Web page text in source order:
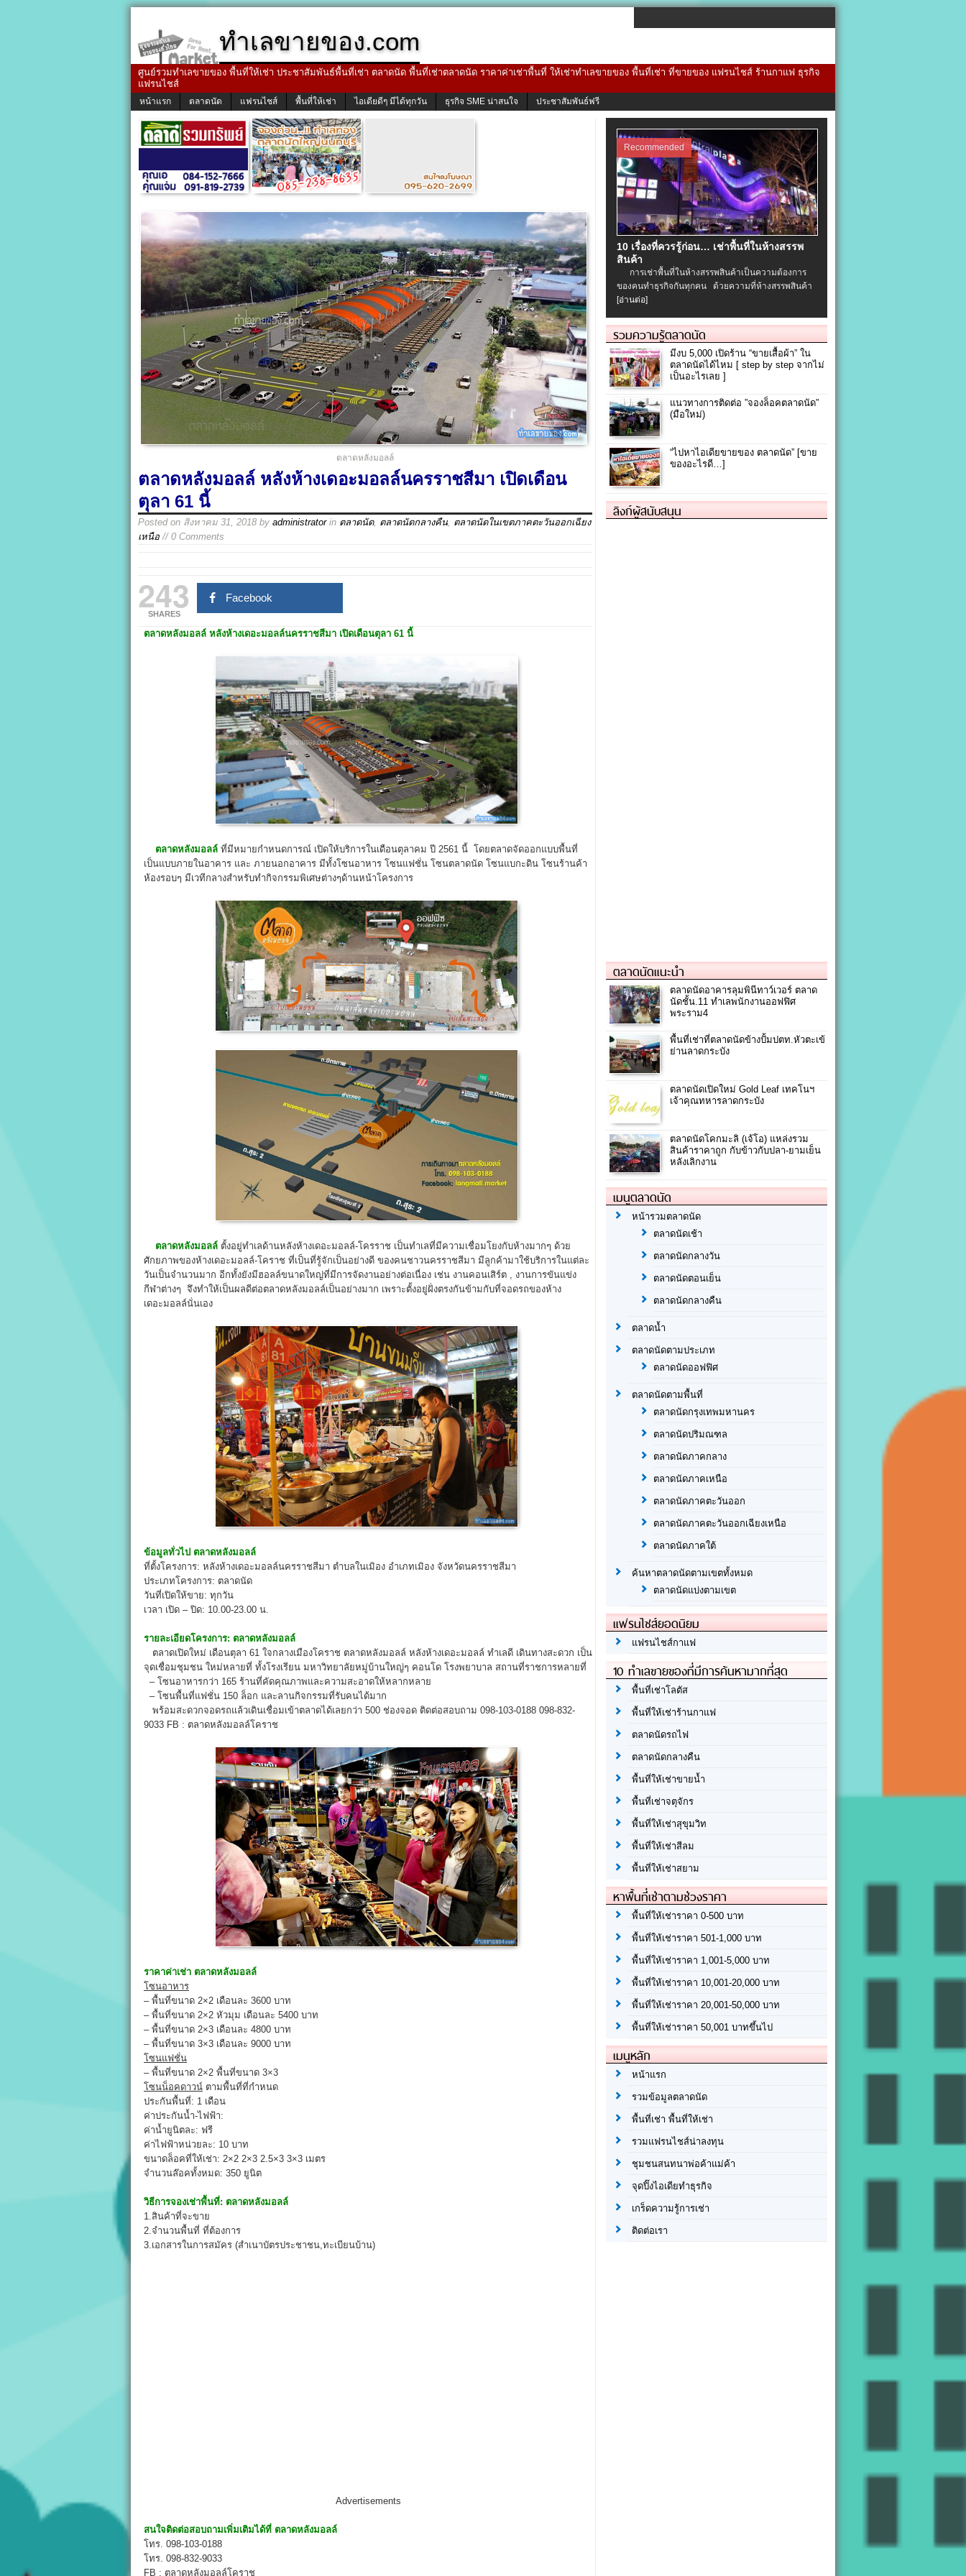
ทำเลขายของ.com
ศูนย์รวมทำเลขายของ พื้นที่ให้เช่า ประชาสัมพันธ์พื้นที่เช่า ตลาดนัด พื้นที่เช่าตลาดนัด ราคาค่าเช่าพื้นที่ ให้เช่าทำเลขายของ พื้นที่เช่า ที่ขายของ แฟรนไชส์ ร้านกาแฟ ธุรกิจ
แฟรนไชส์
หน้าแรก ตลาดนัด แฟรนไชส์ พื้นที่ให้เช่า ไอเดียดีๆ มีได้ทุกวัน ธุรกิจ SME น่าสนใจ ประชาสัมพันธ์ฟรี
ตลาดหลังมอลล์
ตลาดหลังมอลล์ หลังห้างเดอะมอลล์นครราชสีมา เปิดเดือน
ตุลา 61 นี้
Posted on สิงหาคม 31, 2018 by administratorin ตลาดนัด, ตลาดนัดกลางคืน ตลาดนัดในเขตภาคตะวันออกเฉียง
เหนือ // 0 Comments
243
SHARES
Facebook
ตลาดหลังมอลล์ หลังห้างเดอะมอลล์นครราชสีมา เปิดเดือนตุลา 61 นี้
ตลาดหลังมอลล์ ที่มีหมายกำหนดการณ์ เปิดให้บริการในเดือนตุลาคม ปี 2561 นี้ โดยตลาดจัดออกแบบพื้นที่
เป็นแบบภายในอาคาร และ ภายนอกอาคาร มีทั้งโซนอาหาร โซนแฟชั่น โซนตลาดนัด โซนแบกะดิน โซนร้านค้า
ห้องรอบๆ มีเวทีกลางสำหรับทำกิจกรรมพิเศษต่างๆด้านหน้าโครงการ
ตลาดหลังมอลล์ ตั้งอยู่ทำเลด้านหลังห้างเดอะมอลล์-โครราช เป็นทำเลที่มีความเชื่อมโยงกับห้างมากๆ ด้วย
ศักยภาพของห้างเดอะมอลล์-โคราช ที่เป็นที่รู้จักเป็นอย่างดี ของคนชาวนครราชสีมา มีลูกค้ามาใช้บริการในแต่ละ
วันเป็นจำนวนมาก อีกทั้งยังมีฮอลล์ขนาดใหญ่ที่มีการจัดงานอย่างต่อเนื่อง เช่น งานคอนเสิร์ต , งานการขันแข่ง
กีฬาต่างๆ จึงทำให้เป็นผลดีต่อตลาดหลังมอลล์เป็นอย่างมาก เพราะตั้งอยู่ฝั่งตรงกันข้ามกับที่จอดรถของห้าง
เดอะมอลล์นั่นเอง
ข้อมูลทั่วไป ตลาดหลังมอลล์
ที่ตั้งโครงการ: หลังห้างเดอะมอลล์นครราชสีมา ตำบลในเมิอง อำเภทเมิอง จังหวัดนครราชสีมา
ประเภทโครงการ: ตลาดนัด
วันที่เปิดให้ขาย: ทุกวัน
เวลา เปิด – ปิด: 10.00-23.00 น.
รายละเอียดโครงการ: ตลาดหลังมอลล์
ตลาดเปิดใหม่ เดือนตุลา 61 ใจกลางเมืองโคราช ตลาดหลังมอลล์ หลังห้างเดอะมอลล์ ทำเลดี เดินทางสะดวก เป็น
จุดเชื่อมชุมชน ใหม่หลายที่ ทั้งโรงเรียน มหาวิทยาลัยหมู่บ้านใหญ่ๆ คอนโด โรงพยาบาล สถานที่ราชการหลายที่
– โซนอาหารกว่า 165 ร้านที่คัดคุณภาพและความสะอาดให้หลากหลาย
– โซนพื้นที่แฟชั่น 150 ล็อก และลานกิจกรรมที่รับคนได้มาก
พร้อมสะดวกจอดรถแล้วเดินเชื่อมเข้าตลาดได้เลยกว่า 500 ช่องจอด ติดต่อสอบถาม 098-103-0188 098-832-
9033 FB : ตลาดหลังมอลล์โคราช
ราคาค่าเช่า ตลาดหลังมอลล์
โซนอาหาร
– พื้นที่ขนาด 2×2 เดือนละ 3600 บาท
– พื้นที่ขนาด 2×2 หัวมุม เดือนละ 5400 บาท
– พื้นที่ขนาด 2×3 เดือนละ 4800 บาท
– พื้นที่ขนาด 3×3 เดือนละ 9000 บาท
โซนแฟชั่น
– พื้นที่ขนาด 2×2 พื้นที่ขนาด 3×3
โซนน็อคดาวน์ ตามพื้นที่ที่กำหนด
ประกันพื้นที่: 1 เดือน
ค่าประกันน้ำ-ไฟฟ้า:
ค่าน้ำยูนิตละ: ฟรี
ค่าไฟฟ้าหน่วยละ: 10 บาท
ขนาดล็อคที่ให้เช่า: 2×2 2×3 2.5×3 3×3 เมตร
จำนวนล๊อคทั้งหมด: 350 ยูนิต
วิธีการจองเช่าพื้นที่: ตลาดหลังมอลล์
1.สินค้าที่จะขาย
2.จำนวนพื้นที่ ที่ต้องการ
3.เอกสารในการสมัคร (สำเนาบัตรประชาชน,ทะเบียนบ้าน)
Advertisements
สนใจติดต่อสอบถามเพิ่มเติมได้ที่ ตลาดหลังมอลล์
โทร. 098-103-0188
โทร. 098-832-9033
FB : ตลาดหลังมอลล์โคราช
Recommended
10 เรื่องที่ควรรู้ก่อน… เช่าพื้นที่ในห้างสรรพ
สินค้า
การเช่าพื้นที่ในห้างสรรพสินค้าเป็นความต้องการ
ของคนทำธุรกิจกันทุกคน ด้วยความที่ห้างสรรพสินค้า
[อ่านต่อ]
รวมความรู้ตลาดนัด
มีงบ 5,000 เปิดร้าน “ขายเสื้อผ้า” ใน
ตลาดนัดได้ไหม [ step by step จากไม่
เป็นอะไรเลย ]
แนวทางการติดต่อ ”จองล็อคตลาดนัด”
(มือใหม่)
“ไปหาไอเดียขายของ ตลาดนัด” [ขาย
ของอะไรดี…]
ลิงก์ผู้สนับสนุน
ตลาดนัดแนะนำ
ตลาดนัดอาคารลุมพินีทาว์เวอร์ ตลาด
นัดชั้น.11 ทำเลพนักงานออฟฟิศ
พระราม4
พื้นที่เช่าที่ตลาดนัดข้างปั้มปตท.หัวตะเข้
ย่านลาดกระบัง
ตลาดนัดเปิดใหม่ Gold Leaf เทคโนฯ
เจ้าคุณทหารลาดกระบัง
ตลาดนัดโคกมะลิ (เจ้โอ)​ แหล่งรวม
สินค้าราคาถูก กับข้าวกับปลา-ยามเย็น
หลังเลิกงาน
เมนูตลาดนัด
หน้ารวมตลาดนัด
ตลาดนัดเช้า
ตลาดนัดกลางวัน
ตลาดนัดตอนเย็น
ตลาดนัดกลางคืน
ตลาดน้ำ
ตลาดนัดตามประเภท
ตลาดนัดออฟฟิศ
ตลาดนัดตามพื้นที่
ตลาดนัดกรุงเทพมหานคร
ตลาดนัดปริมณฑล
ตลาดนัดภาคกลาง
ตลาดนัดภาคเหนือ
ตลาดนัดภาคตะวันออก
ตลาดนัดภาคตะวันออกเฉียงเหนือ
ตลาดนัดภาคใต้
ค้นหาตลาดนัดตามเขตทั้งหมด
ตลาดนัดแบ่งตามเขต
แฟรนไชส์ยอดนิยม
แฟรนไชส์กาแฟ
10 ทำเลขายของที่มีการค้นหามากที่สุด
พื้นที่เช่าโลตัส
พื้นที่ให้เช่าร้านกาแฟ
ตลาดนัดรถไฟ
ตลาดนัดกลางคืน
พื้นที่ให้เช่าขายน้ำ
พื้นที่เช่าจตุจักร
พื้นที่ให้เช่าสุขุมวิท
พื้นที่ให้เช่าสีลม
พื้นที่ให้เช่าสยาม
หาพื้นที่เช่าตามช่วงราคา
พื้นที่ให้เช่าราคา 0-500 บาท
พื้นที่ให้เช่าราคา 501-1,000 บาท
พื้นที่ให้เช่าราคา 1,001-5,000 บาท
พื้นที่ให้เช่าราคา 10,001-20,000 บาท
พื้นที่ให้เช่าราคา 20,001-50,000 บาท
พื้นที่ให้เช่าราคา 50,001 บาทขึ้นไป
เมนูหลัก
หน้าแรก
รวมข้อมูลตลาดนัด
พื้นที่เช่า พื้นที่ให้เช่า
รวมแฟรนไชส์น่าลงทุน
ชุมชนสนทนาพ่อค้าแม่ค้า
จุดปิ๊งไอเดียทำธุรกิจ
เกร็ดความรู้การเช่า
ติดต่อเรา